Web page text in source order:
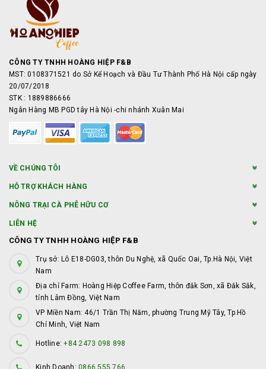
CÔNG TY TNHH HOÀNG HIỆP F&B
MST: 0108371521 do Sở Kế Hoạch và Đầu Tư Thành Phố Hà Nội cấp ngày
20/07/2018
STK : 1889886666
Ngân Hàng MB PGD tây Hà Nội -chi nhánh Xuân Mai
VỀ CHÚNG TÔI
HỖ TRỢ KHÁCH HÀNG
NÔNG TRẠI CÀ PHÊ HỮU CƠ
LIÊN HỆ
CÔNG TY TNHH HOÀNG HIỆP F&B
Trụ sở: Lô E18-DG03, thôn Du Nghệ, xã Quốc Oai, Tp.Hà Nội, Việt
Nam
Địa chỉ Farm: Hoàng Hiệp Coffee Farm, thôn đắk Sơn, xã Đắk Sắk,
tỉnh Lâm Đồng, Việt Nam
VP Miền Nam: 46/1 Trần Thị Năm, phường Trung Mỹ Tây, Tp.Hồ
Chí Minh, Việt Nam
Hotline:+84 2473 098 898